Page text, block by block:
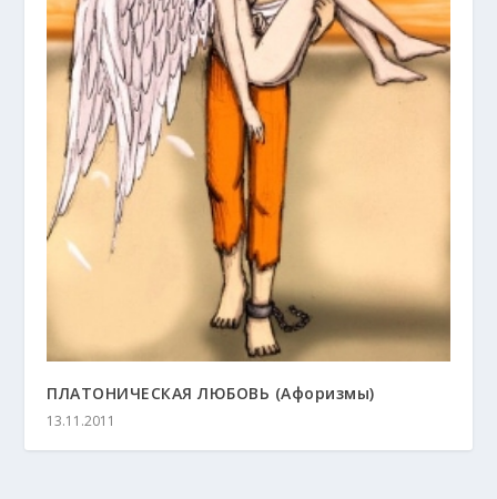
ПЛАТОНИЧЕСКАЯ ЛЮБОВЬ (Афоризмы)
13.11.2011